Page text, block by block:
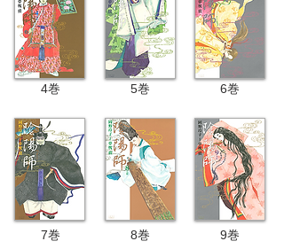
4巻 5巻 6巻
7巻 8巻 9巻